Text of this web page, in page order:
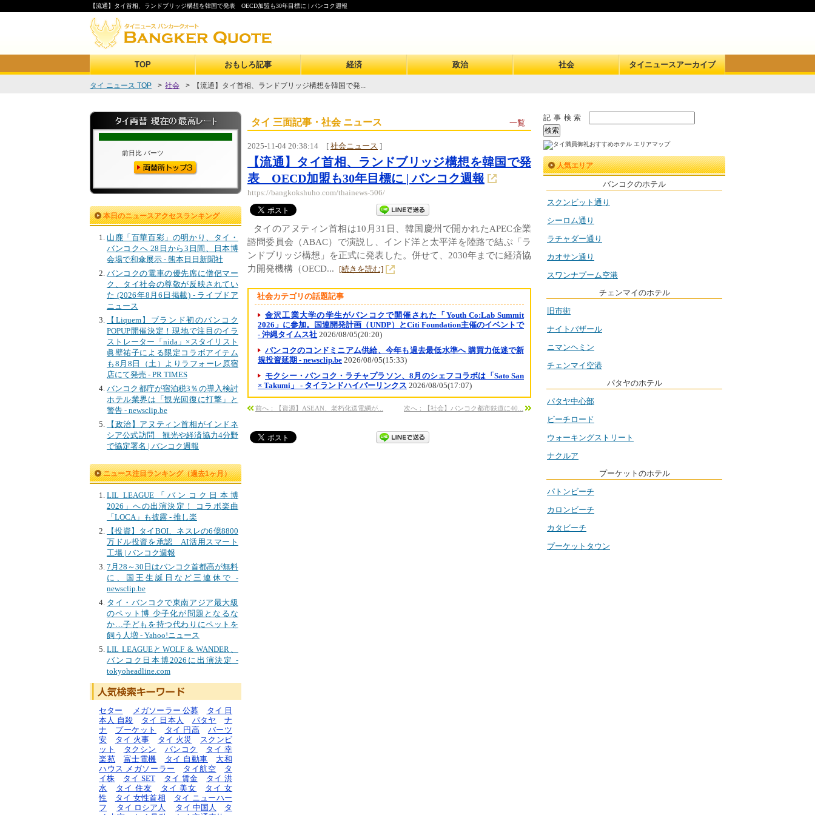
【流通】タイ首相、ランドブリッジ構想を韓国で発表 OECD加盟も30年目標に | バンコク週報
TOP おもしろ記事 経済 政治 社会 タイニュースアーカイブ
タイ ニュース TOP > 社会 > 【流通】タイ首相、ランドブリッジ構想を韓国で発...
本日のニュースアクセスランキング
山鹿「百華百彩」の明かり、タイ・
バンコクへ 28日から3日間、日本博
会場で和傘展示 - 熊本日日新聞社
バンコクの電車の優先席に僧侶マー
ク、タイ社会の尊敬が反映されてい
た (2026年8月6日掲載) - ライブドア
ニュース
【Liquem】ブランド初のバンコク
POPUP開催決定！現地で注目のイラ
ストレーター「nida」×スタイリスト
眞壁祐子による限定コラボアイテム
も8月8日（土）よりラフォーレ原宿
店にて発売 - PR TIMES
バンコク都庁が宿泊税3％の導入検討
ホテル業界は「観光回復に打撃」と
警告 - newsclip.be
【政治】アヌティン首相がインドネ
シア公式訪問 観光や経済協力4分野
で協定署名 | バンコク週報
ニュース注目ランキング（過去1ヶ月）
LIL LEAGUE「バンコク日本博
2026」への出演決定！ コラボ楽曲
「LOCA」も披露 - 推し楽
【投資】タイBOI、ネスレの6億8800
万ドル投資を承認 AI活用スマート
工場 | バンコク週報
7月28～30日はバンコク首都高が無料
に、国王生誕日など三連休で -
newsclip.be
タイ・バンコクで東南アジア最大級
のペット博 少子化が問題となるな
か…子どもを持つ代わりにペットを
飼う人増 - Yahoo!ニュース
LIL LEAGUEとWOLF & WANDER、
バンコク日本博2026に出演決定 -
tokyoheadline.com
セター メガソーラー 公募
タイ 日
本人 自殺
タイ 日本人 パタヤ
ナ
ナ
プーケット タイ 円高
バーツ
安
タイ 火事 タイ 火災
スクンビ
ット
タクシン バンコク
タイ 幸
楽苑
富士電機 タイ 自動車
大和
ハウス メガソーラー
タイ航空
タ
イ株
タイ SET タイ 賃金
タイ 洪
水
タイ 住友 タイ 美女
タイ 女
性
タイ 女性首相
タイ ニューハー
フ
タイ ロシア人 タイ 中国人
タ
タイ 三面記事・社会 ニュース 一覧
2025-11-04 20:38:14 [ 社会ニュース ]
【流通】タイ首相、ランドブリッジ構想を韓国で発
表 OECD加盟も30年目標に | バンコク週報
https://bangkokshuho.com/thainews-506/
タイのアヌティン首相は10月31日、韓国慶州で開かれたAPEC企業
諮問委員会（ABAC）で演説し、インド洋と太平洋を陸路で結ぶ「ラ
ンドブリッジ構想」を正式に発表した。併せて、2030年までに経済協
力開発機構（OECD... [続きを読む]
社会カテゴリの話題記事
金沢工業大学の学生がバンコクで開催された「Youth Co:Lab Summit
2026」に参加。国連開発計画（UNDP）とCiti Foundation主催のイベントで
- 沖縄タイムス社 2026/08/05(20:20)
バンコクのコンドミニアム供給、今年も過去最低水準へ 購買力低迷で新
規投資延期 - newsclip.be 2026/08/05(15:33)
モクシー・バンコク・ラチャプラソン、8月のシェフコラボは「Sato San
× Takumi」 - タイランドハイパーリンクス 2026/08/05(17:07)
前へ：【資源】ASEAN、老朽化送電網が... 次へ：【社会】バンコク都市鉄道に40...
記事検索